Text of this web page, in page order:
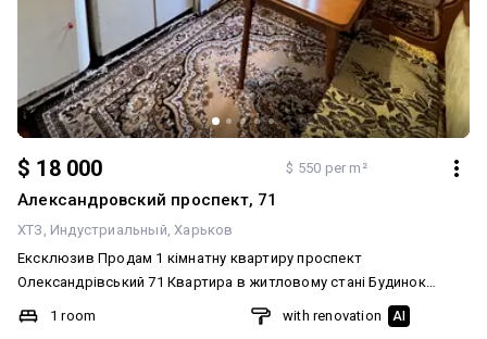
$ 18 000 $ 550 per m²
Александровский проспект, 71
ХТЗ Индустриальный Харьков
Ексклюзив Продам 1 кімнатну квартиру проспект
Олександрівський 71 Квартира в житловому стані Будинок
цегляний Квартира не кутова Можна придбати за готівку або
1 room
with renovation AI